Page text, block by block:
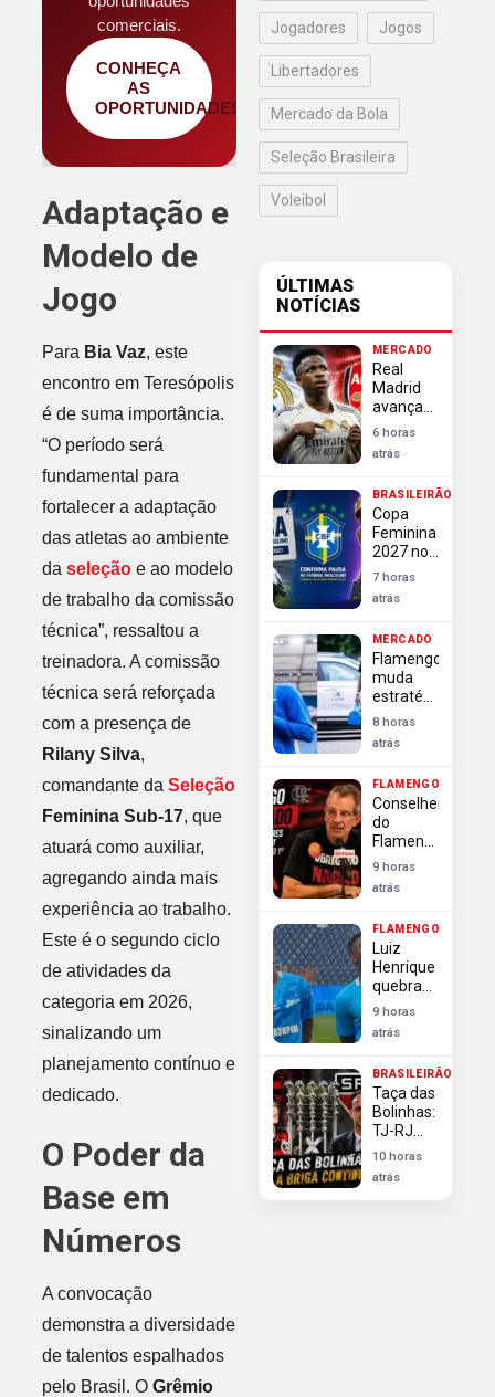
comerciais.
CONHEÇA
AS
OPORTUNIDADES
Adaptação e
Modelo de
Jogo
Para Bia Vaz, este
encontro em Teresópolis
é de suma importância.
“O período será
fundamental para
fortalecer a adaptação
das atletas ao ambiente
da seleçãoe ao modelo
de trabalho da comissão
técnica”, ressaltou a
treinadora. A comissão
técnica será reforçada
com a presença de
Rilany Silva,
comandante da Seleção
Feminina Sub-17, que
atuará como auxiliar,
agregando ainda mais
experiência ao trabalho.
Este é o segundo ciclo
de atividades da
categoria em 2026,
sinalizando um
planejamento contínuo e
dedicado.
O Poder da
Base em
Números
A convocação
demonstra a diversidade
de talentos espalhados
pelo Brasil. O Grêmio
Jogadores Jogos
Libertadores
Mercado da Bola
Seleção Brasileira
Voleibol
ÚLTIMAS
NOTÍCIAS
MERCADO
Real
Madrid
avança
em
negociação
e blinda
contra
investida
do
Arsenal
6 horas
atrás
BRASILEIRÃO
Copa
Feminina
2027 no
Brasil
causa
paralisação
futebol
masculino
7 horas
atrás
MERCADO
Flamengo
muda
estratégia
e
pressiona
por
rápida na
contratação
de Luiz
Henrique
8 horas
atrás
FLAMENGO
Conselheiros
do
Flamengo
exigem
transparência
e
da
diretoria
após
déficit
9 horas
atrás
FLAMENGO
Luiz
Henrique
quebra
silêncio
após
avanços
Flamengo
em sua
contratação
9 horas
atrás
BRASILEIRÃO
Taça das
Bolinhas:
TJ-RJ
rejeita
Flamengo
e reitera
10 horas
atrás